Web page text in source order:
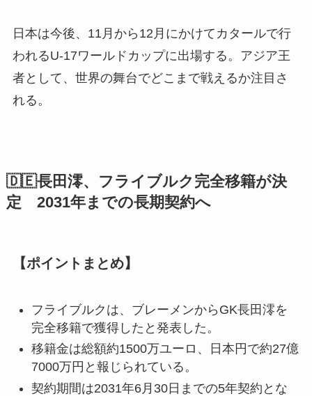
日本は今後、11月から12月にかけてカタールで行
われるU-17ワールドカップに出場する。アジア王
者として、世界の舞台でどこまで戦えるか注目さ
れる。
🇩🇪長田澪、フライブルク完全移籍が決
定 2031年までの長期契約へ
【ポイントまとめ】
フライブルクは、ブレーメンからGK長田澪を
完全移籍で獲得したと発表した。
移籍金は総額約1500万ユーロ、日本円で約27億
7000万円と報じられている。
契約期間は2031年6月30日までの5年契約とな